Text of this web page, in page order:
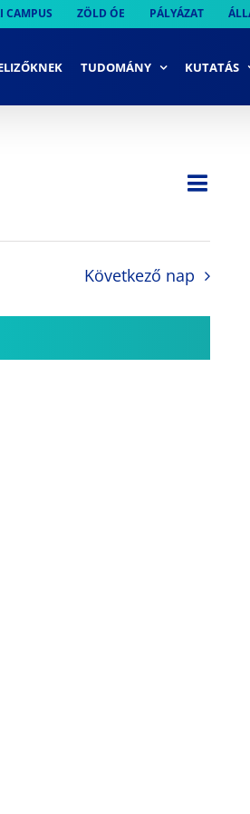
CAMPUS ZÖLD ÓE PÁLYÁZAT
TUDOMÁNY KUTATÁS
Nap
Következő nap